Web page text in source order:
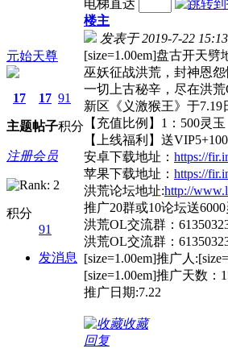
元始天尊
17
主题
17
帖子
91
积分
注册会员
积分
91
发消息
电梯直达
楼主
发表于 2019-7-22
[size=1.00em]盘古开天劈
巫妖征战洪荒，封神恩怨
一切上古秘辛，尽在洪荒
新区《义激猴王》于7.19
【充值比例】1：500灵玉
【上线福利】送
安卓下载地址： https://
苹果下载地址： https://
洪荒论坛地址:http://
推广20群或10论坛送6000
洪荒OL交流群：
洪荒OL交流群：
[size=1.00em]推广人
[size=1.00em]推广天数：
推广日期:7.22
收藏
回复